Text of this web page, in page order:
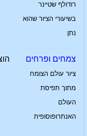
רודולף שטיינר
בשיעורי הציור שהוא
נתן
צמחים ופרחים
ציור עולם הצומח
מתוך תפיסת
העולם
האנתרופוסופית